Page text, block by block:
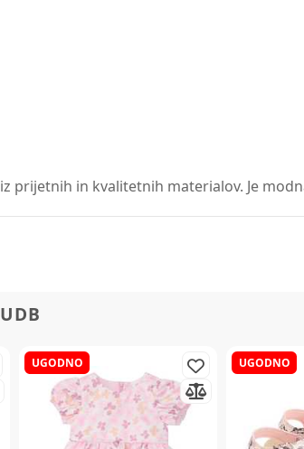
prijetnih in kvalitetnih materialov. Je
UGODNO UGODNO